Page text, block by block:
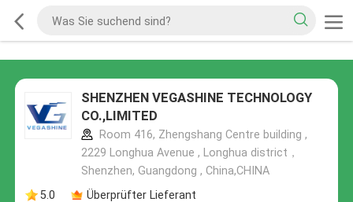
SHENZHEN VEGASHINE TECHNOLOGY
CO.,LIMITED
Room 416, Zhengshang Centre building ,
2229 Longhua Avenue , Longhua district，
Shenzhen, Guangdong , China,CHINA
5.0
Überprüfter Lieferant